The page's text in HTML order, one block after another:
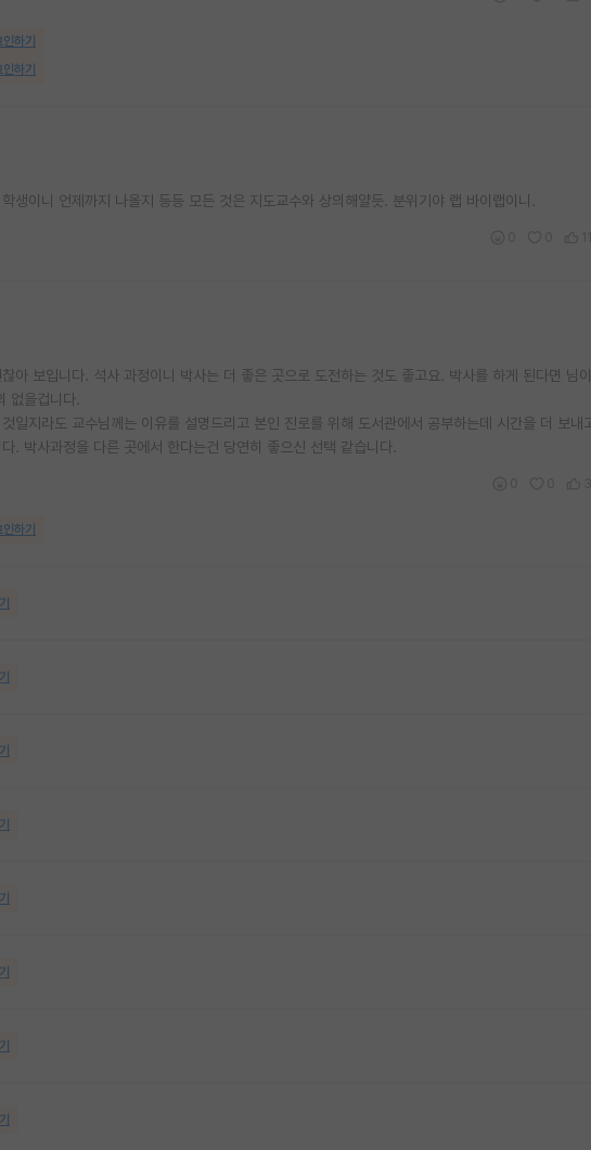
하기
하기
생이니 언제까지 나올지 등등 모든 것은 지도교수와 상의해얄듯. 분위기야 랩 바이랩이니.
아 보입니다. 석사 과정이니 박사는 더 좋은 곳으로 도전하는 것도 좋고요. 박사를 하게 된다면 님
을겁니다.
일지라도 교수님께는 이유를 설명드리고 본인 진로를 위해 도서관에서 공부하는데 시간을 더 보내
. 박사과정을 다른 곳에서 한다는건 당연히 좋으신 선택 같습니다.
하기